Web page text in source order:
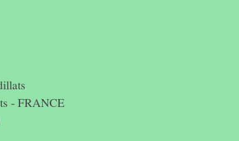
- FRANCE